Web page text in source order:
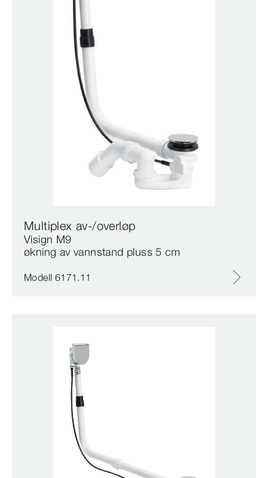
Multiplex av-/overløp
Visign M9
økning av vannstand pluss 5 cm
Modell 6171.11